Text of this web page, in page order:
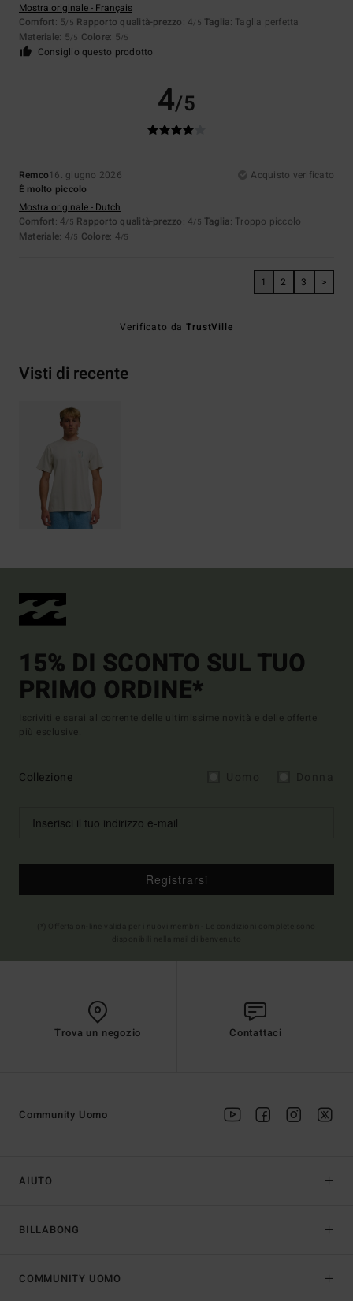
Mostra originale - Français
Comfort: 5/5 Rapporto qualità-prezzo: 4/5 Taglia: Taglia perfetta
Materiale: 5/5 Colore: 5/5
Consiglio questo prodotto
4/5
Remco16. giugno 2026
Acquisto verificato
È molto piccolo
Mostra originale - Dutch
Comfort: 4/5 Rapporto qualità-prezzo: 4/5 Taglia: Troppo piccolo
Materiale: 4/5 Colore: 4/5
1 2 3 >
Verificato daTrustVille
Visti di recente
15% DI SCONTO SUL TUO
PRIMO ORDINE*
Iscriviti e sarai al corrente delle ultimissime novità e delle offerte
più esclusive.
Collezione
Registrarsi
Trova un negozio Contattaci
AIUTO
BILLABONG
Community Uomo
COMMUNITY UOMO